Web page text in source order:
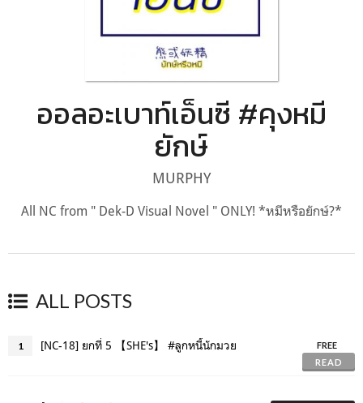
ออลอะเบาท์เอ็นซี #คุงหมี
ยักษ์
MURPHY
All NC from " Dek-D Visual Novel " ONLY! *หมีหรือยักษ์?*
ALL POSTS
1 [NC-18] ยกที่ 5 【SHE's】 #ลูกหนี้นักมวย
FREE
READ